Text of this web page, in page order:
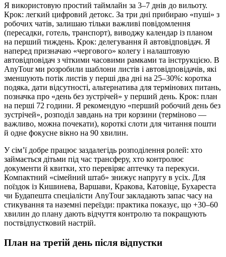
Я використовую простий таймлайн за 3–7 днів до вильоту.
Крок: легкий цифровий детокс. За три дні прибираю «пуші» з
робочих чатів, залишаю тільки важливі повідомлення
(пересадки, готель, транспорт), виводжу календар із планом
на перший тиждень. Крок: делегування й автовідповідач. Я
наперед призначаю «чергового» колегу і налаштовую
автовідповідач з чіткими часовими рамками та інструкцією. В
AnyTour ми розробили шаблони листів і автовідповідачів, які
зменшують потік листів у перші два дні на 25–30%: коротка
подяка, дати відсутності, альтернатива для термінових питань,
позначка про «день без зустрічей» у перший день. Крок: план
на перші 72 години. Я рекомендую «перший робочий день без
зустрічей», розподіл завдань на три корзини (терміново —
важливо, можна почекати), короткі слоти для читання пошти
й одне фокусне вікно на 90 хвилин.
У сім’ї добре працює заздалегідь розподілення ролей: хто
займається дітьми під час трансферу, хто контролює
документи й квитки, хто перевіряє аптечку та перекуси.
Компактний «сімейний штаб» знижує напругу в усіх. Для
поїздок із Кишинева, Варшави, Кракова, Катовіце, Бухареста
чи Будапешта спеціалісти AnyTour закладають запас часу на
стикування та наземні переїзди: практика показує, що +30–60
хвилин до плану дають відчуття контролю та покращують
поствідпустковий настрій.
План на третій день після відпустки